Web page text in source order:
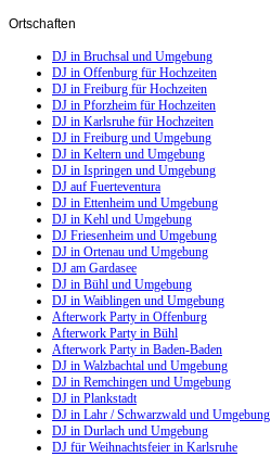
Ortschaften
DJ in Bruchsal und Umgebung
DJ in Offenburg für Hochzeiten
DJ in Freiburg für Hochzeiten
DJ in Pforzheim für Hochzeiten
DJ in Karlsruhe für Hochzeiten
DJ in Freiburg und Umgebung
DJ in Keltern und Umgebung
DJ in Ispringen und Umgebung
DJ auf Fuerteventura
DJ in Ettenheim und Umgebung
DJ in Kehl und Umgebung
DJ Friesenheim und Umgebung
DJ in Ortenau und Umgebung
DJ am Gardasee
DJ in Bühl und Umgebung
DJ in Waiblingen und Umgebung
Afterwork Party in Offenburg
Afterwork Party in Bühl
Afterwork Party in Baden-Baden
DJ in Walzbachtal und Umgebung
DJ in Remchingen und Umgebung
DJ in Plankstadt
DJ in Lahr / Schwarzwald und Umgebung
DJ in Durlach und Umgebung
DJ für Weihnachtsfeier in Karlsruhe